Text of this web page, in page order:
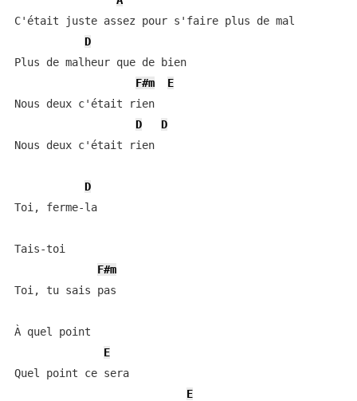
C'était juste assez pour s'faire plus de mal
D
Plus de malheur que de bien
F#m
E
Nous deux c'était rien
D
D
Nous deux c'était rien
D
Toi, ferme-la
Tais-toi
F#m
Toi, tu sais pas
À quel point
E
Quel point ce sera
E